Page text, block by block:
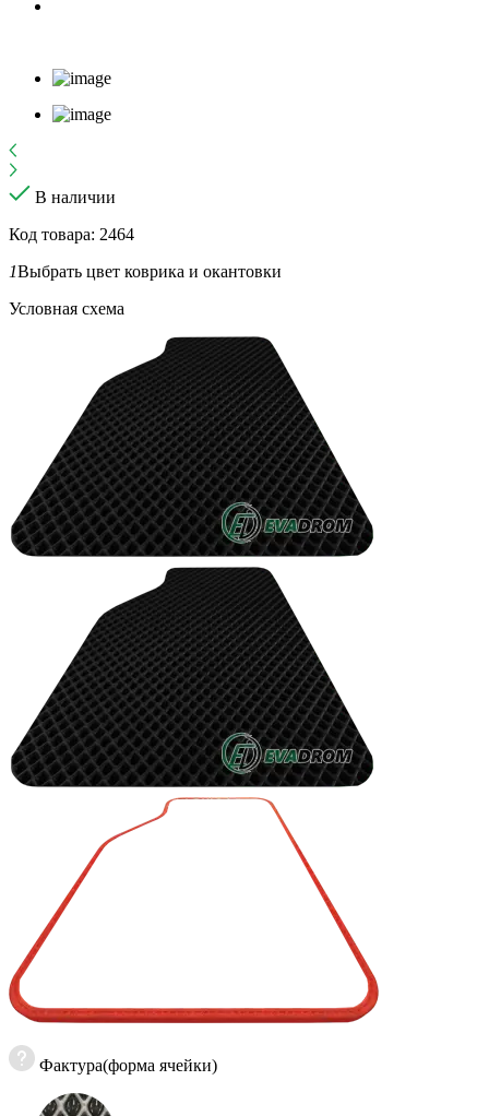
В наличии
Код товара: 2464
1Выбрать цвет коврика и окантовки
Условная схема
Фактура(форма ячейки)